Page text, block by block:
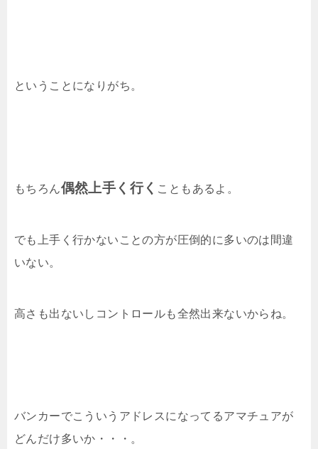
ということになりがち。
もちろん偶然上手く行く こともあるよ。
でも上手く行かないことの方が圧倒的に多いのは間違
いない。
高さも出ないしコントロールも全然出来ないからね。
バンカーでこういうアドレスになってるアマチュアが
どんだけ多いか・・・。